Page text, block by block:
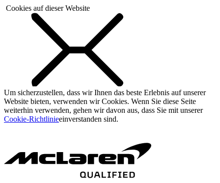
Cookies auf dieser Website
Um sicherzustellen, dass wir Ihnen das beste Erlebnis auf unserer
Website bieten, verwenden wir Cookies. Wenn Sie diese Seite
weiterhin verwenden, gehen wir davon aus, dass Sie mit unserer
Cookie-Richtlinieeinverstanden sind.